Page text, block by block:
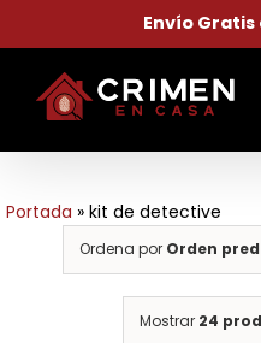
Envío Gratis
Portada » kit de detective
Ordena por Orden
Mostrar 24